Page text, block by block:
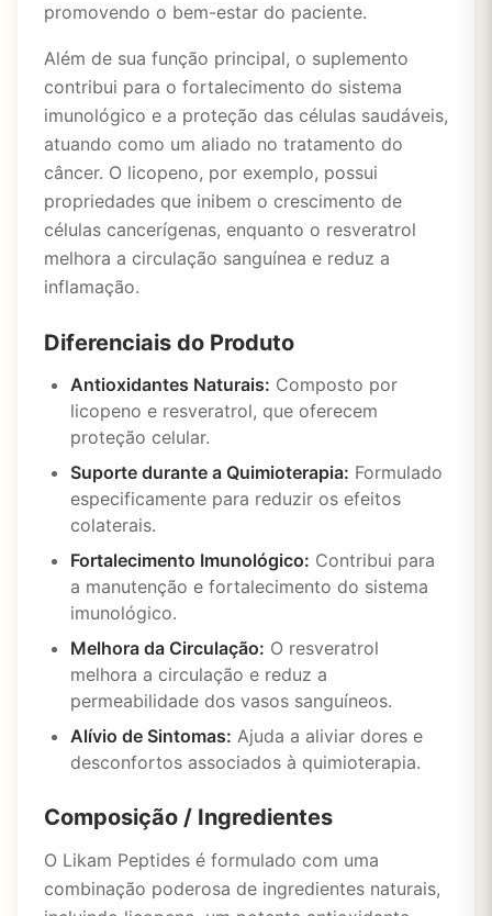
promovendo o bem-estar do paciente.
Além de sua função principal, o suplemento
contribui para o fortalecimento do sistema
imunológico e a proteção das células saudáveis,
atuando como um aliado no tratamento do
câncer. O licopeno, por exemplo, possui
propriedades que inibem o crescimento de
células cancerígenas, enquanto o resveratrol
melhora a circulação sanguínea e reduz a
inflamação.
Diferenciais do Produto
Antioxidantes Naturais: Composto por
licopeno e resveratrol, que oferecem
proteção celular.
Suporte durante a Quimioterapia: Formulado
especificamente para reduzir os efeitos
colaterais.
Fortalecimento Imunológico: Contribui para
a manutenção e fortalecimento do sistema
imunológico.
Melhora da Circulação: O resveratrol
melhora a circulação e reduz a
permeabilidade dos vasos sanguíneos.
Alívio de Sintomas: Ajuda a aliviar dores e
desconfortos associados à quimioterapia.
Composição / Ingredientes
O Likam Peptides é formulado com uma
combinação poderosa de ingredientes naturais,